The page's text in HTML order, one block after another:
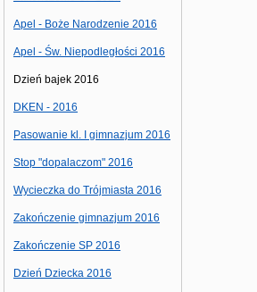
Apel - Boże Narodzenie 2016
Apel - Św. Niepodległości 2016
Dzień bajek 2016
DKEN - 2016
Pasowanie kl. I gimnazjum 2016
Stop "dopalaczom" 2016
Wycieczka do Trójmiasta 2016
Zakończenie gimnazjum 2016
Zakończenie SP 2016
Dzień Dziecka 2016